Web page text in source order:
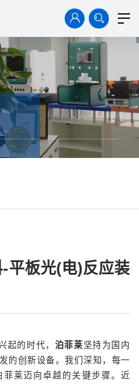
技术资料 案例中心
平板光(电)反应装
起的时代， 泊菲莱坚持为国内
的创新设备。我们深知，每一
莱迈向卓越的关键步骤。近